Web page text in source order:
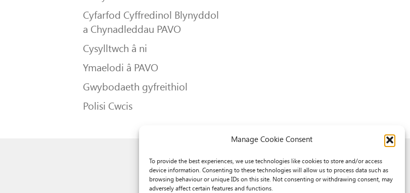
Manage Cookie Consent
To provide the best experiences, we use technologies like cookies to store and/or access
device information. Consenting to these technologies will allow us to process data such as
browsing behaviour or unique IDs on this site. Not consenting or withdrawing consent, may
adversely affect certain features and functions.
Cyfarfod Cyffredinol Blynyddol
a Chynadleddau PAVO
Cysylltwch â ni
Ymaelodi â PAVO
Gwybodaeth gyfreithiol
Polisi Cwcis